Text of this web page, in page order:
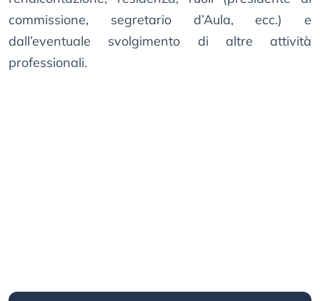
commissione, segretario d’Aula, ecc.) e
dall’eventuale svolgimento di altre attività
professionali.